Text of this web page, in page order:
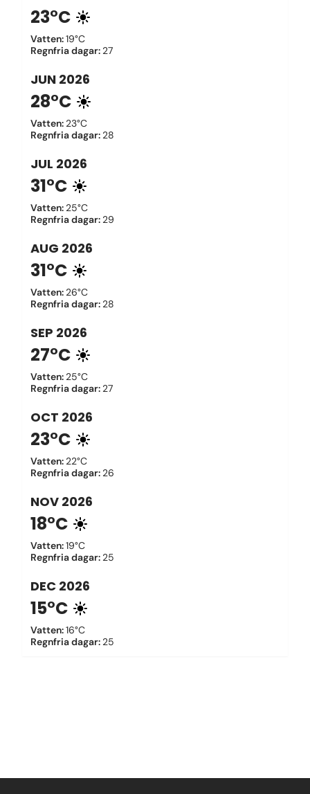
23°C
Vatten:19°C
Regnfria dagar: 27
JUN 2026
28°C
Vatten: 23°C
Regnfria dagar: 28
JUL 2026
31°C
Vatten: 25°C
Regnfria dagar: 29
AUG 2026
31°C
Vatten: 26°C
Regnfria dagar: 28
SEP 2026
27°C
Vatten: 25°C
Regnfria dagar: 27
OCT 2026
23°C
Vatten: 22°C
Regnfria dagar: 26
NOV 2026
18°C
Vatten:19°C
Regnfria dagar: 25
DEC 2026
15°C
Vatten:16°C
Regnfria dagar: 25